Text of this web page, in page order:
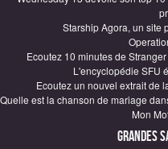
Starship Agora, un site
Ecoutez 10 minutes de
L'encyclopédie SFU
Ecoutez un nouvel extrait de
Quelle est la chanson de mariage
Mon
Grandes